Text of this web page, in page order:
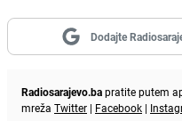
Dodajte
Radiosarajevo.bapratite putem
mreža Twitter | Facebook |